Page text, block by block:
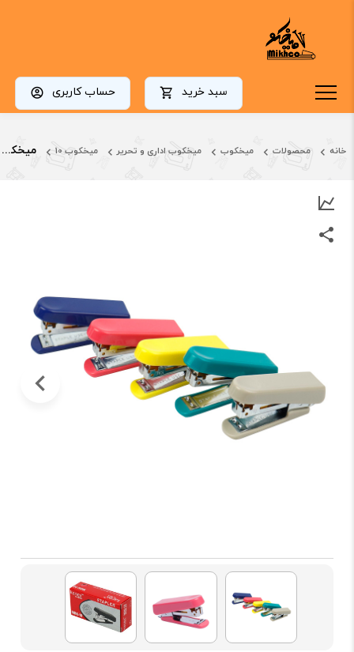
سبد خرید حساب کاربری
خانه محصولات میخکوب میخکوب اداری و تحریر میخکوب 10 میخکوبmini10کانکس kanex